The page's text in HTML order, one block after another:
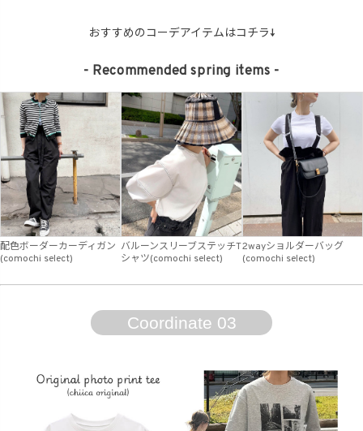
おすすめのコーデアイテムはコチラ↓
- Recommended spring items -
配色ボーダーカーディガン
(comochi select)
バルーンスリーブステッチT
シャツ(comochi select)
2wayショルダーバッグ
(comochi select)
Coordinate 03